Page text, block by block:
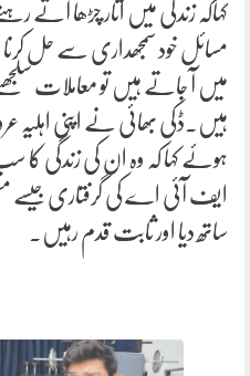
کہاکہ زندگی میں اتار چڑھا آتے
مسائل خود سمجھداری سے حل کرنا
میں آ جاتے ہیں تو معاملات
ہیں۔ڈکی بھائی نے اپنی اہلیہ
ہوئے کہا کہ وہ ان کی زندگی کا
ایف آئی اے کی گرفتاری جیسے
ساتھ دیا اور ثابت قدم رہیں۔